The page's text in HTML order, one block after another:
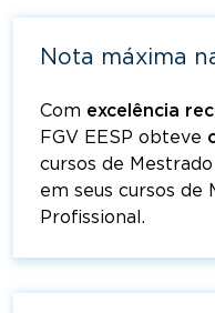
Nota máxima
Com excelência
FGV EESP obteve
cursos de
em seus cursos de
Profissional.